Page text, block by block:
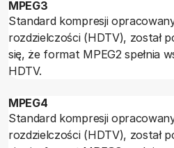
nominalna należy traktować
wprawdzie parametry istotne,
charakter sygnału
chwilowej ponad wartość mocy
nominalnej) jest bardzo istotna,
uwagę na porównywalność
informacja składająca się z
jego natężenia, modulacji itp.
kanałów). Ostatnio szeregowy standard MIDI został
zastąpiony przez MIDI USB.
MPEG3
Standard kompresji
rozdzielczości (HDTV), został
się, że format MPEG2 spełnia
HDTV.
MPEG4
Standard kompresji
rozdzielczości (HDTV), został